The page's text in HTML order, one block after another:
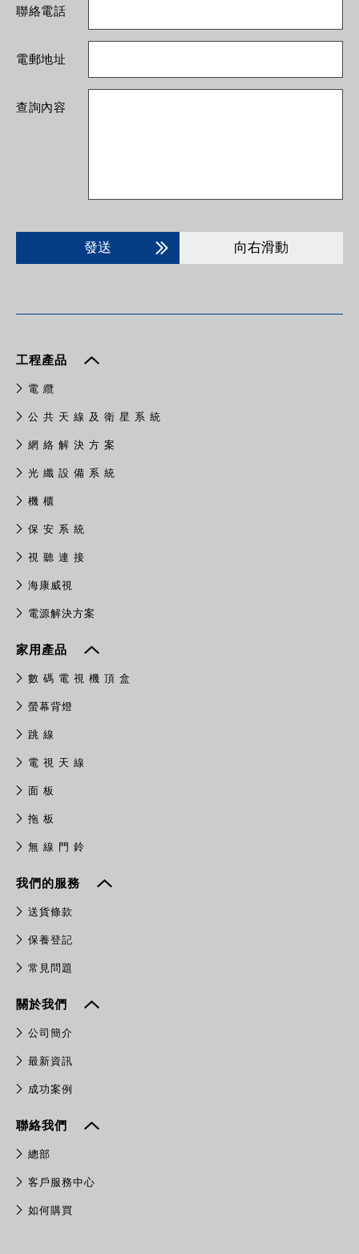
聯絡電話
電郵地址
查詢內容
發送 向右滑動
工程產品
電 纜
公 共 天 線 及 衛 星 系 統
網 絡 解 決 方 案
光 纖 設 備 系 統
機 櫃
保 安 系 統
視 聽 連 接
​海康威視
電源解決方案
家用產品
數 碼 電 視 機 頂 盒
螢幕背燈
跳 線
電 視 天 線
面 板
拖 板
無 線 門 鈴
我們的服務
送貨條款
保養登記
常見問題
關於我們
公司簡介
最新資訊
成功案例
聯絡我們
總部
客戶服務中心
如何購買